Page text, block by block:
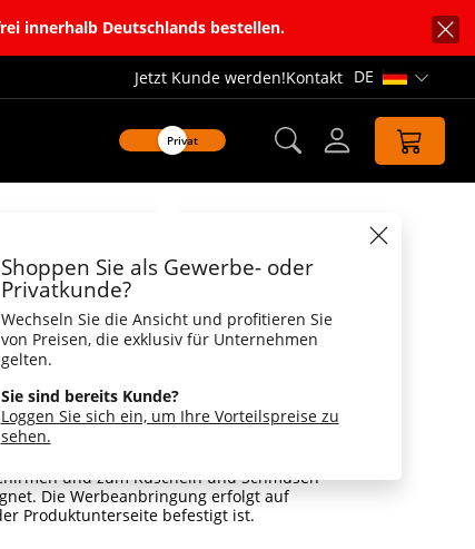
innerhalb Deutschlands bestellen.
Jetzt Kunde werden!Kontakt DE
Privat
Shoppen Sie als Gewerbe- oder
Privatkunde?
Wechseln Sie die Ansicht und profitieren Sie
von Preisen, die exklusiv für Unternehmen
gelten.
Sie sind bereits Kunde?
Loggen Sie sich ein, um Ihre Vorteilspreise zu
sehen.
Teamgeist
perfekt geeignet zum Reinigen von
Unterseite aus Mikrofaser
liegen die kleinen, weichen
Serie perfekt in der Hand. Doch
können noch mehr als nur niedlich aus
Unterseite aus Mikrofaser eignen sie
Oberflächen, wie z.B.
und zum Kuscheln und Schmusen
Die Werbeanbringung erfolgt auf
Produktunterseite befestigt ist.